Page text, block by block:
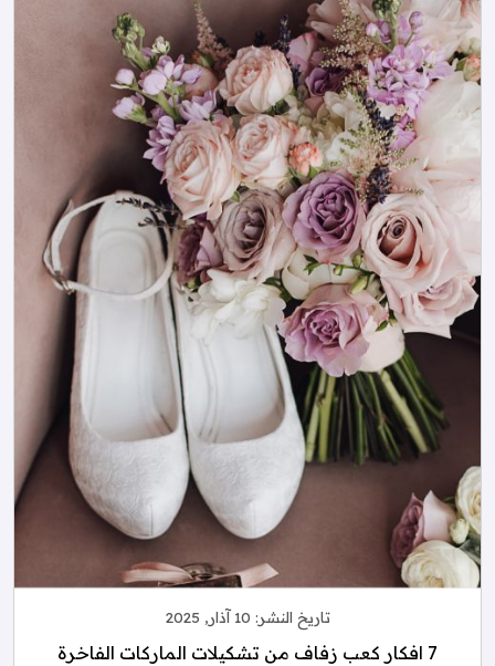
تاريخ النشر: 10 آذار, 2025
7 افكار كعب زفاف من تشكيلات الماركات الفاخرة